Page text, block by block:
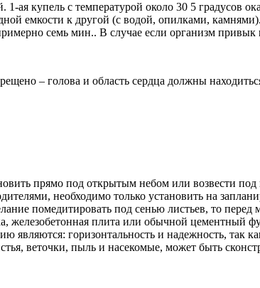
1-ая купель с температурой около 30 5
емкости к другой (с водой, опилками, камнями).
семь мин.. В случае если организм
– голова и область сердца должны
прямо под открытым небом или возвести
необходимо только установить на
помедитировать под сенью листьев, то
железобетонная плита или обычной цементный
являются: горизонтальность и надежность,
веточки, пыль и насекомые, может быть